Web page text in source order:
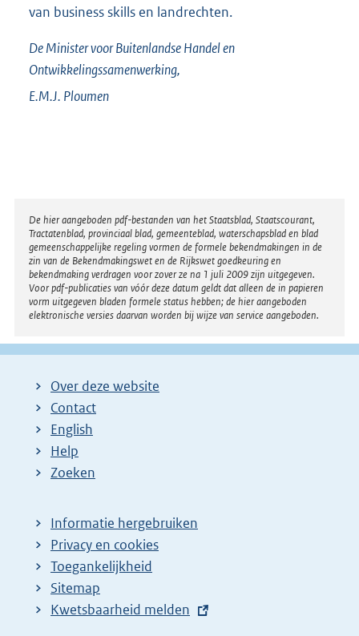
van business skills en landrechten.
De Minister voor Buitenlandse Handel en
Ontwikkelingssamenwerking,
E.M.J. Ploumen
Disclaimer
De hier aangeboden pdf-bestanden van het Staatsblad, Staatscourant,
Tractatenblad, provinciaal blad, gemeenteblad, waterschapsblad en blad
gemeenschappelijke regeling vormen de formele bekendmakingen in de
zin van de Bekendmakingswet en de Rijkswet goedkeuring en
bekendmaking verdragen voor zover ze na 1 juli 2009 zijn uitgegeven.
Voor pdf-publicaties van vóór deze datum geldt dat alleen de in papieren
vorm uitgegeven bladen formele status hebben; de hier aangeboden
elektronische versies daarvan worden bij wijze van service aangeboden.
Over deze website
Contact
English
Help
Zoeken
Informatie hergebruiken
Privacy en cookies
Toegankelijkheid
Sitemap
E
Kwetsbaarheid melden